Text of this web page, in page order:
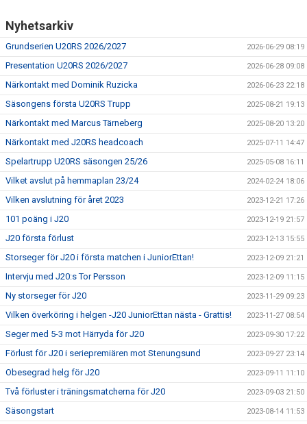
Nyhetsarkiv
Grundserien U20RS 2026/2027 2026-06-29 08:19
Presentation U20RS 2026/2027 2026-06-28 09:08
Närkontakt med Dominik Ruzicka 2026-06-23 22:18
Säsongens första U20RS Trupp 2025-08-21 19:13
Närkontakt med Marcus Tärneberg 2025-08-20 13:20
Närkontakt med J20RS headcoach 2025-07-11 14:47
Spelartrupp U20RS säsongen 25/26 2025-05-08 16:11
Vilket avslut på hemmaplan 23/24 2024-02-24 18:06
Vilken avslutning för året 2023 2023-12-21 17:26
101 poäng i J20 2023-12-19 21:57
J20 första förlust 2023-12-13 15:55
Storseger för J20 i första matchen i JuniorEttan! 2023-12-09 21:21
Intervju med J20:s Tor Persson 2023-12-09 11:15
Ny storseger för J20 2023-11-29 09:23
Vilken överköring i helgen -J20 JuniorEttan nästa - Grattis! 2023-11-27 08:54
Seger med 5-3 mot Härryda för J20 2023-09-30 17:22
Förlust för J20 i seriepremiären mot Stenungsund 2023-09-27 23:14
Obesegrad helg för J20 2023-09-11 11:10
Två förluster i träningsmatcherna för J20 2023-09-03 21:50
Säsongstart 2023-08-14 11:53